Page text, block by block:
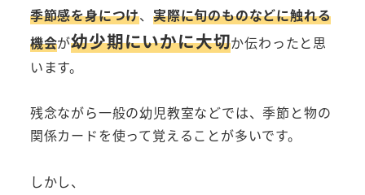
季節感を身につけ、実際に旬のものなどに触れる
機会が幼少期にいかに大切か伝わったと思
います。
残念ながら一般の幼児教室などでは、季節と物の
関係カードを使って覚えることが多いです。
しかし、